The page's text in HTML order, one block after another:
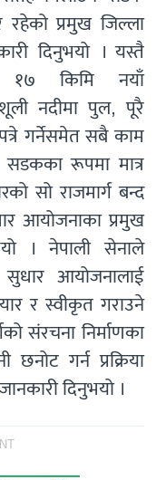
रहेको प्रमुख जिल्ला
दिनुभयो । यस्तै
१७ किमि नयाँ
नदीमा पुल, पूरै
गर्नेसमेत सबै काम
सडकका रूपमा मात्र
सो राजमार्ग बन्द
आयोजनाका प्रमुख
। नेपाली सेनाले
आयोजनालाई
र स्वीकृत गराउने
संरचना निर्माणका
छनोट गर्न प्रक्रिया
दिनुभयो ।